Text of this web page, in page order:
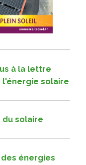
à la lettre
solaire
du solaire
énergies